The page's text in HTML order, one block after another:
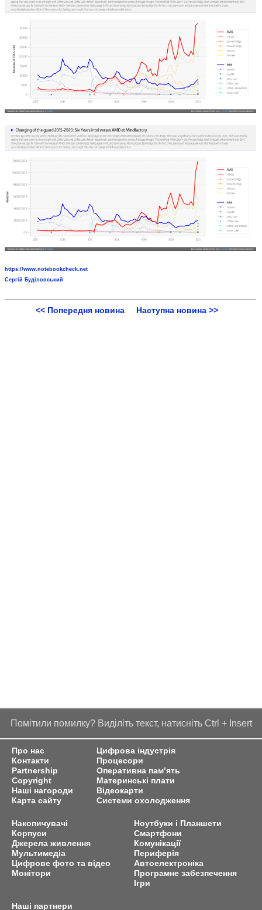
https://www.notebookcheck.net
Сергій Буділовський
<< Попередня новина Наступна новина >>
Помітили помилку? Виділіть текст, натисніть Ctrl + Insert
Про нас
Контакти
Partnership
Copyright
Наші нагороди
Карта сайту
Цифрова індустрія
Процесори
Оперативна пам’ять
Материнські плати
Відеокарти
Системи охолодження
Накопичувачі
Корпуси
Джерела живлення
Мультимедіа
Цифрове фото та відео
Монітори
Ноутбуки і Планшети
Смартфони
Комунікації
Периферія
Автоелектроніка
Програмне забезпечення
Ігри
Наші партнери